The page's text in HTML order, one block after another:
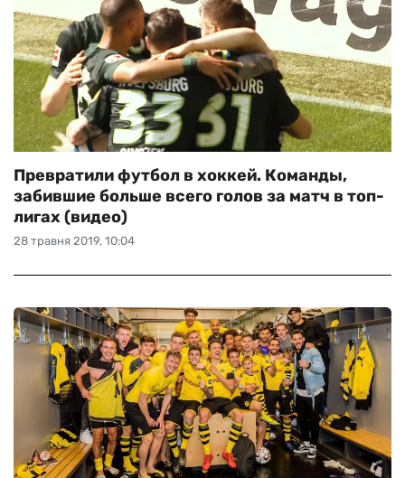
28 травня 2019, 10:04
Превратили футбол в хоккей. Команды,
забившие больше всего голов за матч в топ-
лигах (видео)